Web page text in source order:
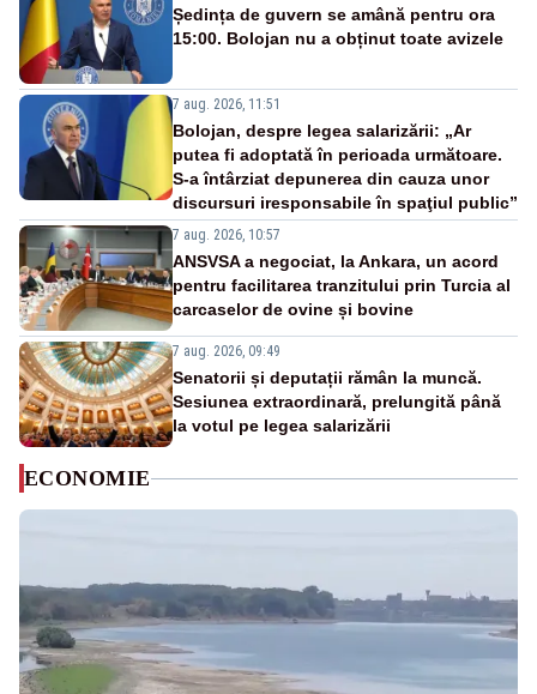
Ședința de guvern se amână pentru ora
15:00. Bolojan nu a obținut toate avizele
7 aug. 2026, 11:51
Bolojan, despre legea salarizării: „Ar
putea fi adoptată în perioada următoare.
S-a întârziat depunerea din cauza unor
discursuri iresponsabile în spaţiul public”
7 aug. 2026, 10:57
ANSVSA a negociat, la Ankara, un acord
pentru facilitarea tranzitului prin Turcia al
carcaselor de ovine și bovine
7 aug. 2026, 09:49
Senatorii și deputații rămân la muncă.
Sesiunea extraordinară, prelungită până
la votul pe legea salarizării
ECONOMIE